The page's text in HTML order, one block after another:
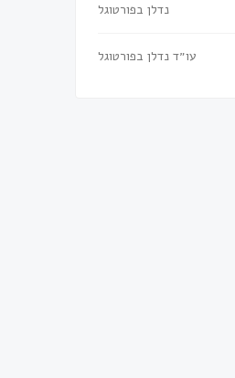
נדלן בפורטוגל
עו״ד נדלן בפורטוגל